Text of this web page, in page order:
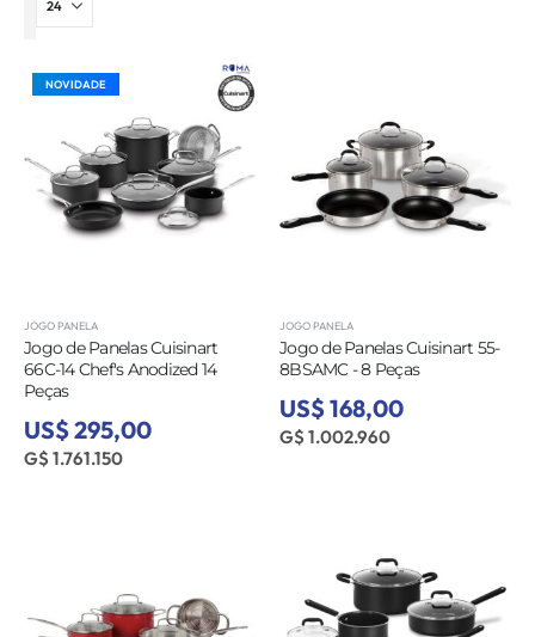
NOVIDADE
JOGO PANELA
Jogo de Panelas Cuisinart
66C-14 Chef's Anodized 14
Peças
US$ 295,00
G$ 1.761.150
JOGO PANELA
Jogo de Panelas Cuisinart 55-
8BSAMC - 8 Peças
US$ 168,00
G$ 1.002.960